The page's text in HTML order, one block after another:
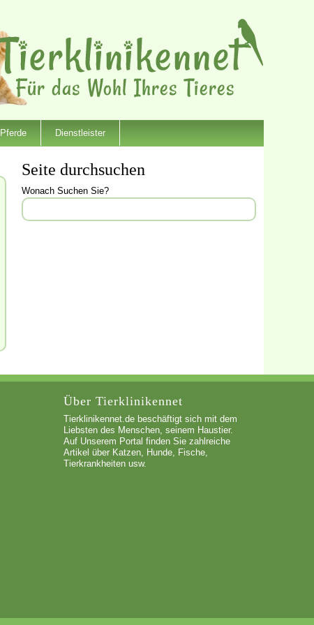
Pferde Dienstleister
Seite durchsuchen
Wonach Suchen Sie?
Über Tierklinikennet
Tierklinikennet.de beschäftigt sich mit dem
Liebsten des Menschen, seinem Haustier.
Auf Unserem Portal finden Sie zahlreiche
Artikel über Katzen, Hunde, Fische,
Tierkrankheiten usw.